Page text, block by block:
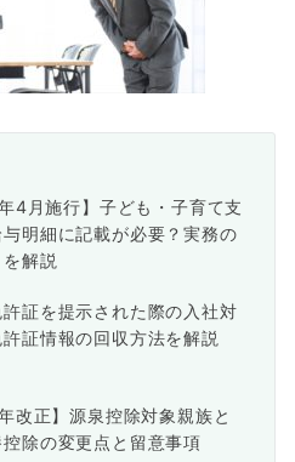
4月施行】子ども・子育て支
明細に記載が必要？実務の
解説
証を提示された際の入社対
証情報の回収方法を解説
改正】源泉控除対象親族と
除の変更点と留意事項